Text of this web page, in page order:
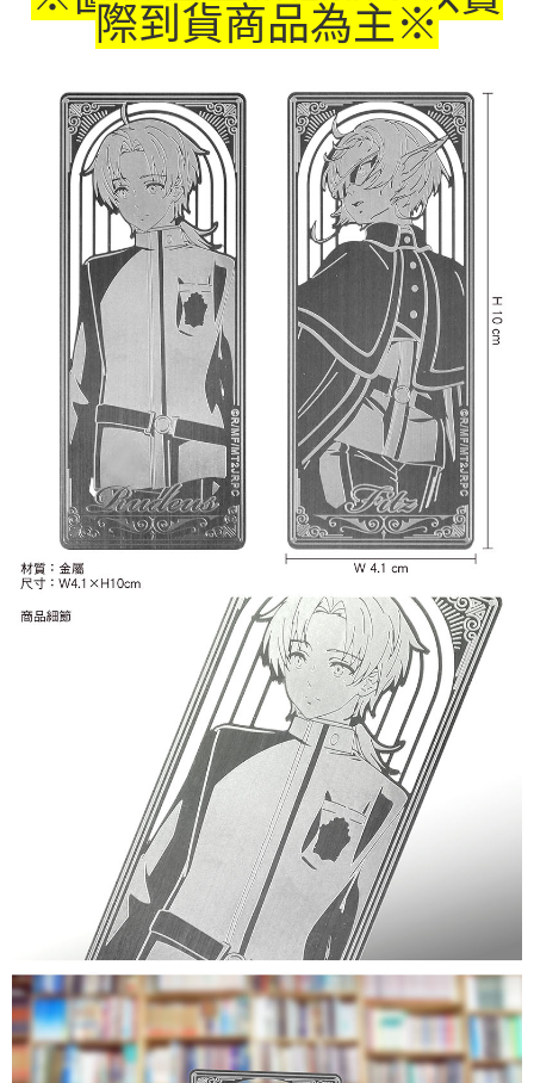
每筆NT$65，滿NT$1,300(含以上)免運費
每筆NT$65，滿NT$1,300(含以上)免運費
(不開放使用，請勿選取）
每筆NT$9,999
7-11取貨付款
每筆NT$65，滿NT$1,300(含以上)免運費
付款後7-11取貨
每筆NT$65，滿NT$1,300(含以上)免運費
宅配-木棉花樂園專用
每筆NT$100，滿NT$1,300(含以上)免運費
宅配-離島(澎湖/金門/馬祖)-木棉花樂園專用
每筆NT$220
際到貨商品為主※